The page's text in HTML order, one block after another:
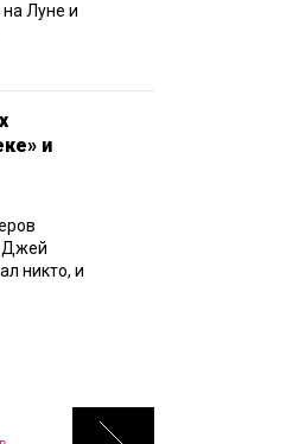
Луне и
и
Джей
никто, и